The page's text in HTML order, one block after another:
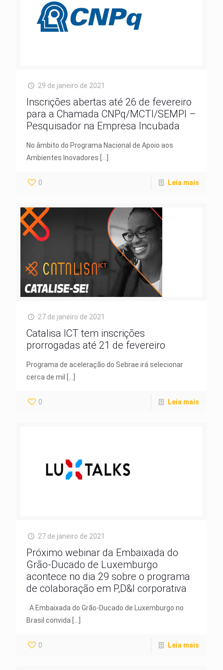
29 de janeiro de 2021
Inscrições abertas até 26 de fevereiro
para a Chamada CNPq/MCTI/SEMPI –
Pesquisador na Empresa Incubada
No âmbito do Programa Nacional de Apoio aos
Ambientes Inovadores
0 Leia mais
27 de janeiro de 2021
Catalisa ICT tem inscrições
prorrogadas até 21 de fevereiro
Programa de aceleração do Sebrae irá selecionar
cerca de mil
0 Leia mais
27 de janeiro de 2021
Próximo webinar da Embaixada do
Grão-Ducado de Luxemburgo
acontece no dia 29 sobre o programa
de colaboração em P,D&I corporativa
A Embaixada do Grão-Ducado de Luxemburgo no
Brasil convida
0 Leia mais